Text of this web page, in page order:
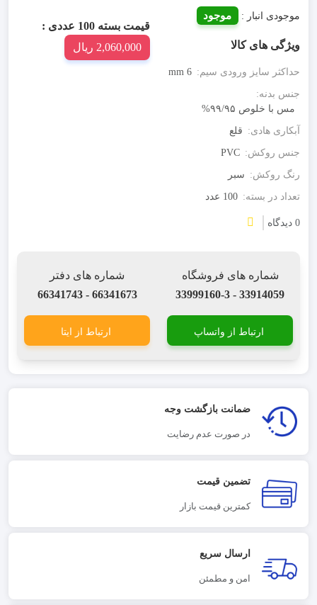
موجودی انبار : موجود
ویژگی های کالا
حداکثر سایز ورودی سیم: 6 mm
جنس بدنه:
مس با خلوص ۹۹/۹۵%
آبکاری هادی: قلع
جنس روکش: PVC
رنگ روکش: سبر
تعداد در بسته: 100 عدد
قیمت بسته 100 عددی :
2,060,000 ریال
0 دیدگاه
شماره های فروشگاه
33914059 - 33999160-3
شماره های دفتر
66341673 - 66341743
ارتباط از واتساپ ارتباط از ایتا
ضمانت بازگشت وجه
در صورت عدم رضایت
تضمین قیمت
کمترین قیمت بازار
ارسال سریع
امن و مطمئن